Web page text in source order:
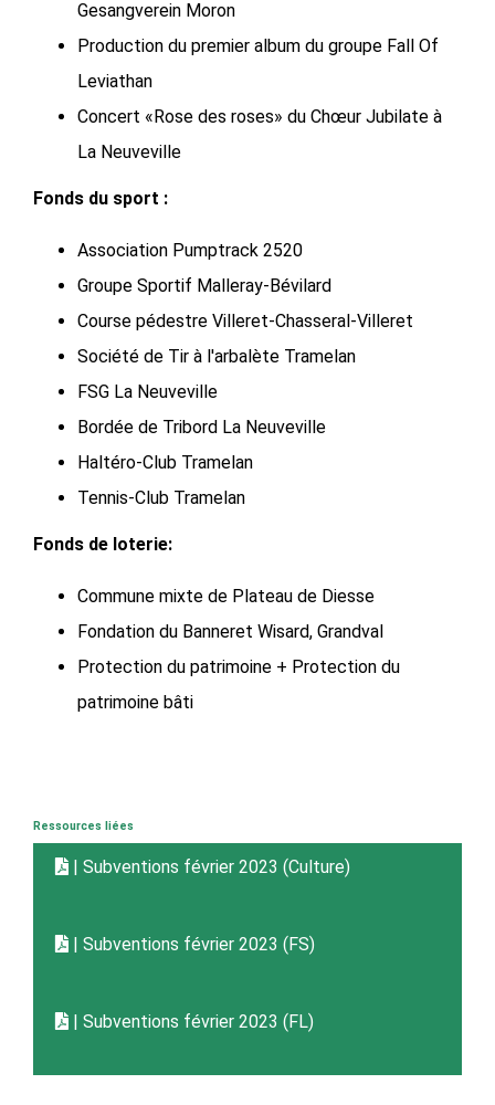
Gesangverein Moron
Production du premier album du groupe Fall Of
Leviathan
Concert «Rose des roses» du Chœur Jubilate à
La Neuveville
Fonds du sport :
Association Pumptrack 2520
Groupe Sportif Malleray-Bévilard
Course pédestre Villeret-Chasseral-Villeret
Société de Tir à l'arbalète Tramelan
FSG La Neuveville
Bordée de Tribord La Neuveville
Haltéro-Club Tramelan
Tennis-Club Tramelan
Fonds de loterie:
Commune mixte de Plateau de Diesse
Fondation du Banneret Wisard, Grandval
Protection du patrimoine + Protection du
patrimoine bâti
Ressources liées
| Subventions février 2023 (Culture)
| Subventions février 2023 (FS)
| Subventions février 2023 (FL)